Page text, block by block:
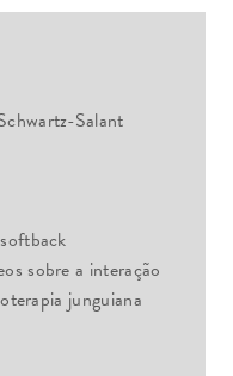
Salant
sobre a interação
junguiana